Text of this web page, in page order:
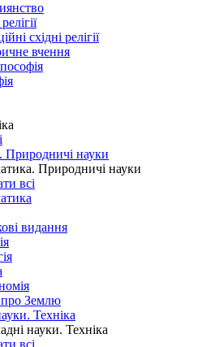
східні релігії
вчення
Природничі науки
Природничі науки
всі
видання
Землю
Техніка
науки. Техніка
всі